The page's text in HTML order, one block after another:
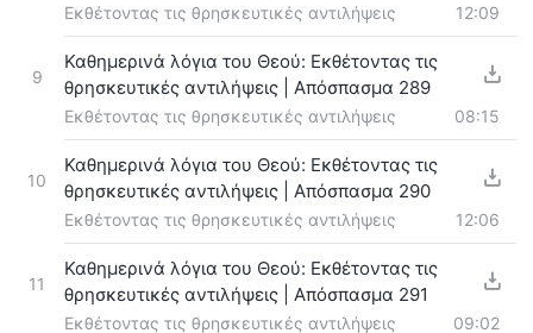
Εκθέτοντας τις θρησκευτικές αντιλήψεις 12:09
9
Καθημερινά λόγια του Θεού: Εκθέτοντας τις
θρησκευτικές αντιλήψεις | Απόσπασμα 289
Εκθέτοντας τις θρησκευτικές αντιλήψεις 08:15
10
Καθημερινά λόγια του Θεού: Εκθέτοντας τις
θρησκευτικές αντιλήψεις | Απόσπασμα 290
Εκθέτοντας τις θρησκευτικές αντιλήψεις 12:06
11
Καθημερινά λόγια του Θεού: Εκθέτοντας τις
θρησκευτικές αντιλήψεις | Απόσπασμα 291
Εκθέτοντας τις θρησκευτικές αντιλήψεις 09:02